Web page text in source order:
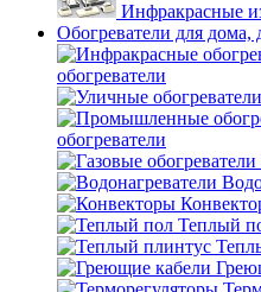
Инфракрасные
Обогреватели для дома,
обогреватели
обогреватели
Теплый